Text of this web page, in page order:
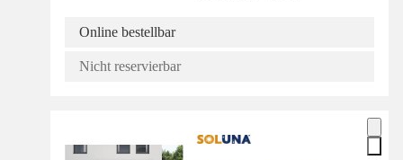
Online bestellbar
Nicht reservierbar